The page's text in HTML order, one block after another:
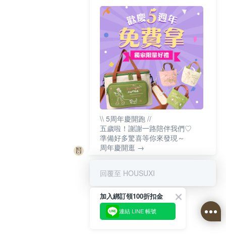
\\ 5周年慶開跑 //
五歲啦！謝謝一路陪伴我們♡
準備好多驚喜等你來發現～
周年慶開逛 →
回覆至 HOUSUXI
加入綁訂領100折扣金
連結 LINE 帳號